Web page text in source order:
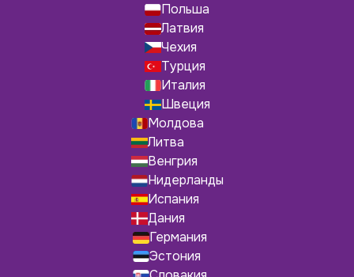
Польша
Латвия
Чехия
Турция
Италия
Швеция
Молдова
Литва
Венгрия
Нидерланды
Испания
Дания
Германия
Эстония